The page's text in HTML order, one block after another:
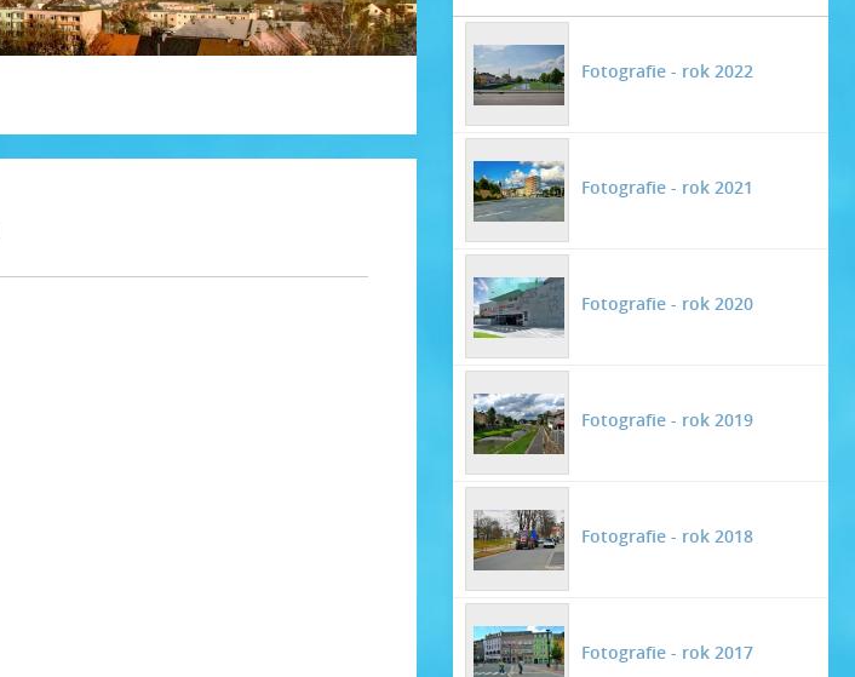
Fotografie - rok 2022
Fotografie - rok 2021
Fotografie - rok 2020
Fotografie - rok 2019
Fotografie - rok 2018
Fotografie - rok 2017